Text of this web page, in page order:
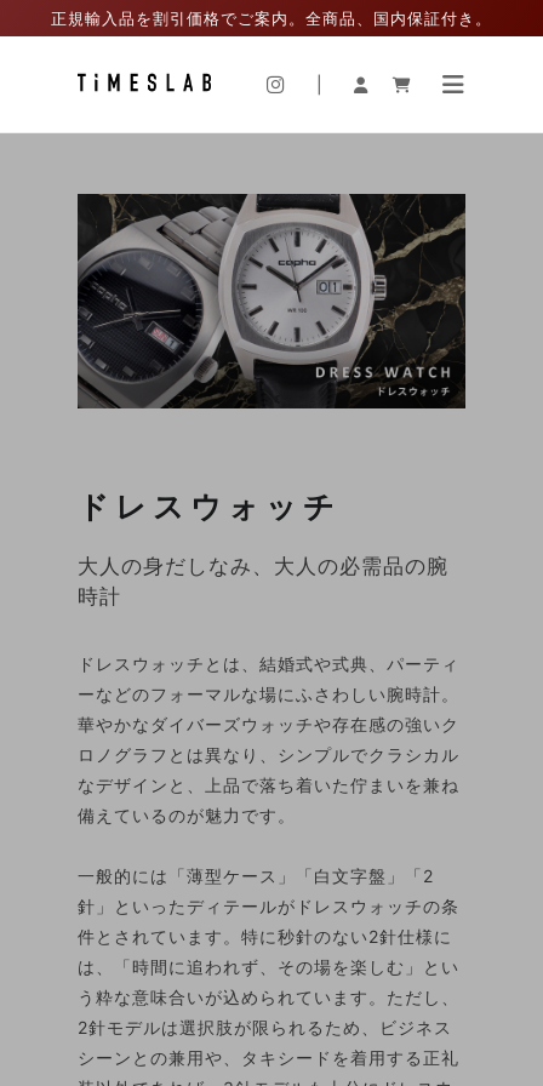
正規輸入品を割引価格でご案内。全商品、国内保証付き。
ドレスウォッチ
大人の身だしなみ、大人の必需品の腕
時計
ドレスウォッチとは、結婚式や式典、パーティ
ーなどのフォーマルな場にふさわしい腕時計。
華やかなダイバーズウォッチや存在感の強いク
ロノグラフとは異なり、シンプルでクラシカル
なデザインと、上品で落ち着いた佇まいを兼ね
備えているのが魅力です。
一般的には「薄型ケース」「白文字盤」「2
針」といったディテールがドレスウォッチの条
件とされています。特に秒針のない2針仕様に
は、「時間に追われず、その場を楽しむ」とい
う粋な意味合いが込められています。ただし、
2針モデルは選択肢が限られるため、ビジネス
シーンとの兼用や、タキシードを着用する正礼